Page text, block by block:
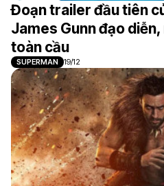
Đoạn trailer đầu tiên
James Gunn đạo
toàn cầu
SUPERMAN 19/12